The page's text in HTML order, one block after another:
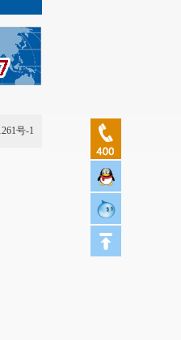
号-1